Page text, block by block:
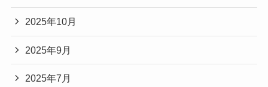
2025年10月
2025年9月
2025年7月